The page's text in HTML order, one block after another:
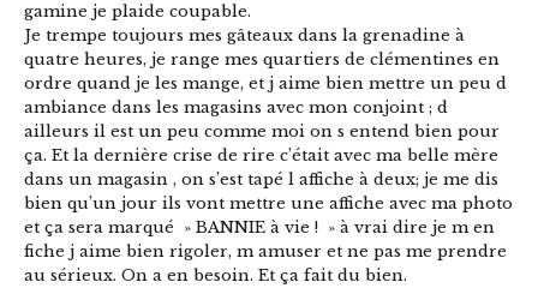
gamine je plaide coupable.
Je trempe toujours mes gâteaux dans la grenadine à
quatre heures, je range mes quartiers de clémentines en
ordre quand je les mange, et j aime bien mettre un peu d
ambiance dans les magasins avec mon conjoint ; d
ailleurs il est un peu comme moi on s entend bien pour
ça. Et la dernière crise de rire c’était avec ma belle mère
dans un magasin , on s’est tapé l affiche à deux; je me dis
bien qu’un jour ils vont mettre une affiche avec ma photo
et ça sera marqué » BANNIE à vie ! » à vrai dire je m en
fiche j aime bien rigoler, m amuser et ne pas me prendre
au sérieux. On a en besoin. Et ça fait du bien.